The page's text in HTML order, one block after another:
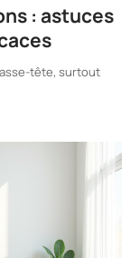
: astuces
tête, surtout